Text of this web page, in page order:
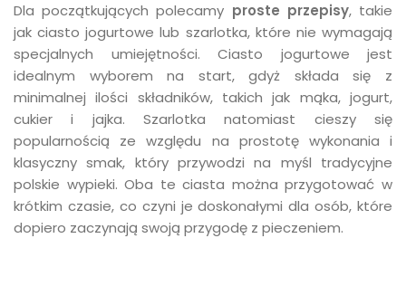
Dla początkujących polecamy proste przepisy, takie
jak ciasto jogurtowe lub szarlotka, które nie wymagają
specjalnych umiejętności. Ciasto jogurtowe jest
idealnym wyborem na start, gdyż składa się z
minimalnej ilości składników, takich jak mąka, jogurt,
cukier i jajka. Szarlotka natomiast cieszy się
popularnością ze względu na prostotę wykonania i
klasyczny smak, który przywodzi na myśl tradycyjne
polskie wypieki. Oba te ciasta można przygotować w
krótkim czasie, co czyni je doskonałymi dla osób, które
dopiero zaczynają swoją przygodę z pieczeniem.